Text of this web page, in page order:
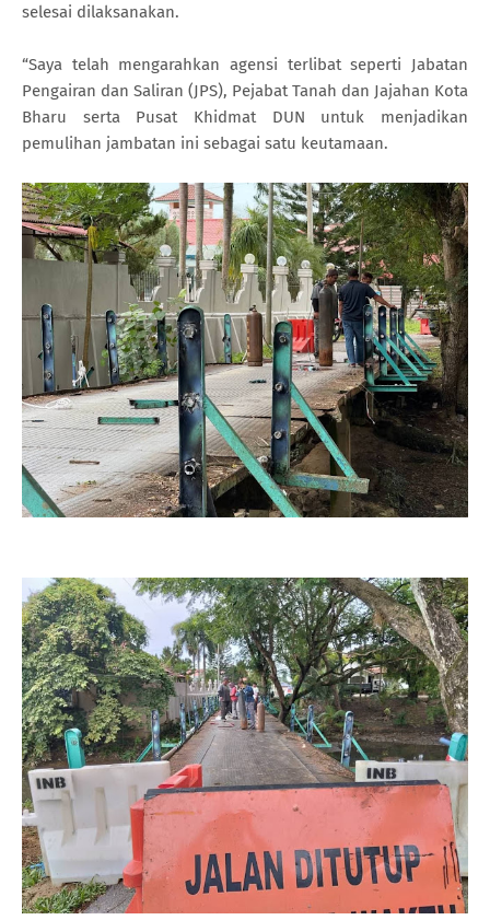
selesai dilaksanakan.
“Saya telah mengarahkan agensi terlibat seperti Jabatan
Pengairan dan Saliran (JPS), Pejabat Tanah dan Jajahan Kota
Bharu serta Pusat Khidmat DUN untuk menjadikan
pemulihan jambatan ini sebagai satu keutamaan.